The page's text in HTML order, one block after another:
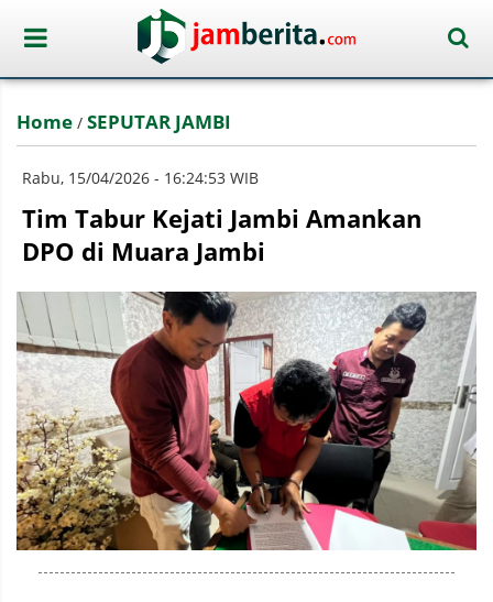
Home / SEPUTAR JAMBI
Rabu, 15/04/2026 - 16:24:53 WIB
Tim Tabur Kejati Jambi Amankan
DPO di Muara Jambi